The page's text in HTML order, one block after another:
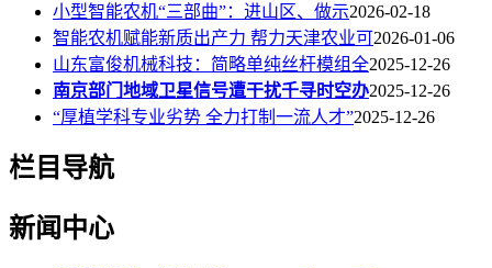
小型智能农机“三部曲”：进山区、做示2026-02-18
智能农机赋能新质出产力 帮力天津农业可2026-01-06
山东富俊机械科技：简略单纯丝杆模组全2025-12-26
南京部门地域卫星信号遭干扰千寻时空办2025-12-26
“厚植学科专业劣势 全力打制一流人才”2025-12-26
栏目导航
新闻中心